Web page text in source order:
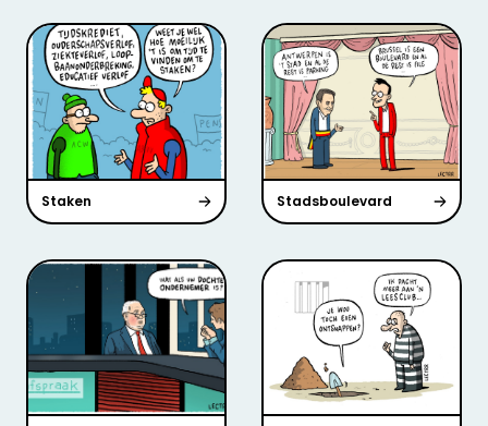
Staken Stadsboulevard